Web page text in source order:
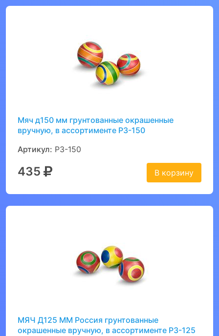
Мяч д150 мм грунтованные окрашенные
вручную, в ассортименте Р3-150
Артикул: Р3-150
435 В корзину
МЯЧ Д125 ММ Россия грунтованные
окрашенные вручную, в ассортименте Р3-125